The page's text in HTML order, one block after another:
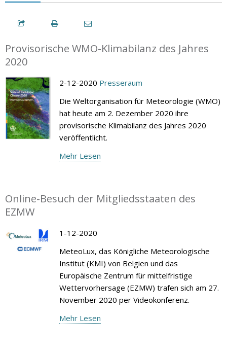
Provisorische WMO-Klimabilanz des Jahres
2020
2-12-2020 Presseraum
Die Weltorganisation für Meteorologie (WMO)
hat heute am 2. Dezember 2020 ihre
provisorische Klimabilanz des Jahres 2020
veröffentlicht.
Mehr Lesen
Online-Besuch der Mitgliedsstaaten des
EZMW
1-12-2020
MeteoLux, das Königliche Meteorologische
Institut (KMI) von Belgien und das
Europäische Zentrum für mittelfristige
Wettervorhersage (EZMW) trafen sich am 27.
November 2020 per Videokonferenz.
Mehr Lesen